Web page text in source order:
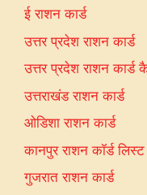
ई राशन कार्ड
उत्तर प्रदेश राशन कार्ड
उत्तर प्रदेश राशन
उत्तराखंड राशन कार्ड
ओडिशा राशन कार्ड
कानपुर राशन कॉर्ड लिस्ट
गुजरात राशन कार्ड